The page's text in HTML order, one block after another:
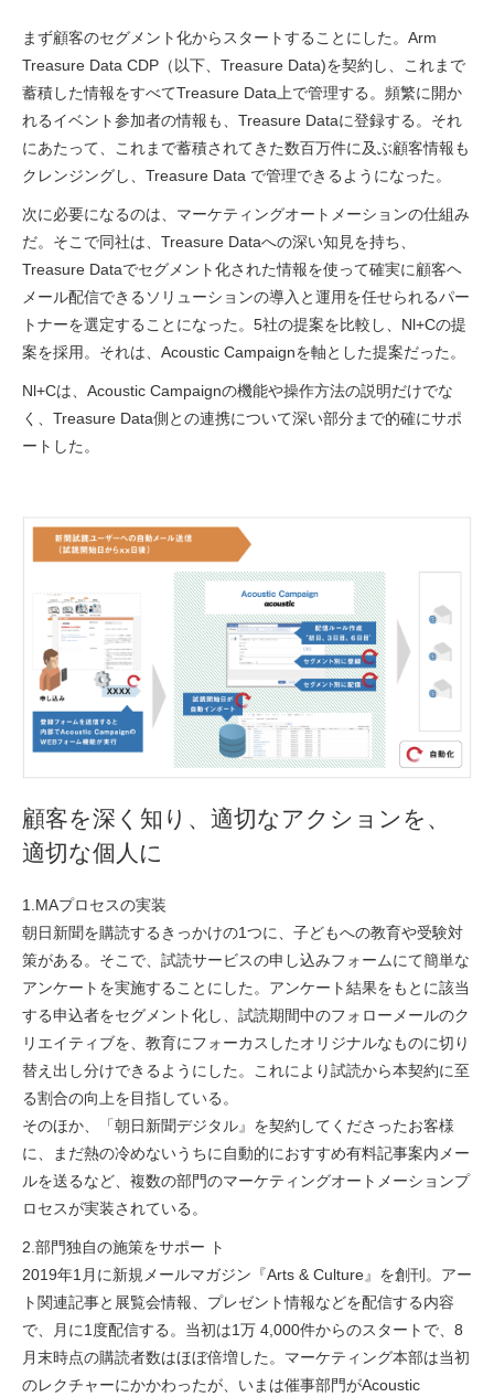
まず顧客のセグメント化からスタートすることにした。Arm
Treasure Data CDP（以下、Treasure Data)を契約し、これまで
蓄積した情報をすべてTreasure Data上で管理する。頻繁に開か
れるイベント参加者の情報も、Treasure Dataに登録する。それ
にあたって、これまで蓄積されてきた数百万件に及ぶ顧客情報も
クレンジングし、Treasure Data で管理できるようになった。
次に必要になるのは、マーケティングオートメーションの仕組み
だ。そこで同社は、Treasure Dataへの深い知見を持ち、
Treasure Dataでセグメント化された情報を使って確実に顧客ヘ
メール配信できるソリューションの導入と運用を任せられるパー
トナーを選定することになった。5社の提案を比較し、Nl+Cの提
案を採用。それは、Acoustic Campaignを軸とした提案だった。
Nl+Cは、Acoustic Campaignの機能や操作方法の説明だけでな
く、Treasure Data側との連携について深い部分まで的確にサポ
ートした。
顧客を深く知り、適切なアクションを、
適切な個人に
1.MAプロセスの実装
朝日新聞を購読するきっかけの1つに、子どもへの教育や受験対
策がある。そこで、試読サービスの申し込みフォームにて簡単な
アンケートを実施することにした。アンケート結果をもとに該当
する申込者をセグメント化し、試読期間中のフォローメールのク
リエイティブを、教育にフォーカスしたオリジナルなものに切り
替え出し分けできるようにした。これにより試読から本契約に至
る割合の向上を目指している。
そのほか、「朝日新聞デジタル』を契約してくださったお客様
に、まだ熱の冷めないうちに自動的におすすめ有料記事案内メー
ルを送るなど、複数の部門のマーケティングオートメーションプ
ロセスが実装されている。
2.部門独自の施策をサポー ト
2019年1月に新規メールマガジン『Arts & Culture』を創刊。アー
ト関連記事と展覧会情報、プレゼント情報などを配信する内容
で、月に1度配信する。当初は1万 4,000件からのスタートで、8
月末時点の購読者数はほぼ倍増した。マーケティング本部は当初
のレクチャーにかかわったが、いまは催事部門がAcoustic